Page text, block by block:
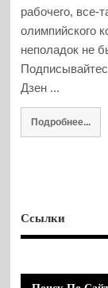
рабочего, все-
олимпийского
неполадок не
Дзен ...
Подробнее...
Ссылки